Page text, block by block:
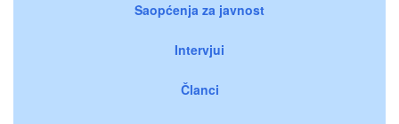
Saopćenja za javnost
Intervjui
Članci